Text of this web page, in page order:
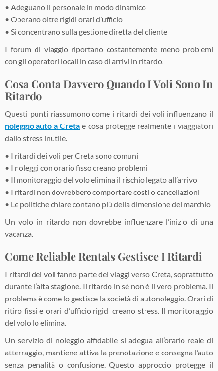
• Adeguano il personale in modo dinamico
• Operano oltre rigidi orari d’ufficio
• Si concentrano sulla gestione diretta del cliente
I forum di viaggio riportano costantemente meno problemi
con gli operatori locali in caso di arrivi in ritardo.
Cosa Conta Davvero Quando I Voli Sono In
Ritardo
Questi punti riassumono come i ritardi dei voli influenzano il
noleggio auto a Creta e cosa protegge realmente i viaggiatori
dallo stress inutile.
• I ritardi dei voli per Creta sono comuni
• I noleggi con orario fisso creano problemi
• Il monitoraggio del volo elimina il rischio legato all’arrivo
• I ritardi non dovrebbero comportare costi o cancellazioni
• Le politiche chiare contano più della dimensione del marchio
Un volo in ritardo non dovrebbe influenzare l’inizio di una
vacanza.
Come Reliable Rentals Gestisce I Ritardi
I ritardi dei voli fanno parte dei viaggi verso Creta, soprattutto
durante l’alta stagione. Il ritardo in sé non è il vero problema. Il
problema è come lo gestisce la società di autonoleggio. Orari di
ritiro fissi e orari d’ufficio rigidi creano stress. Il monitoraggio
del volo lo elimina.
Un servizio di noleggio affidabile si adegua all’orario reale di
atterraggio, mantiene attiva la prenotazione e consegna l’auto
senza penalità o confusione. Questo approccio protegge il